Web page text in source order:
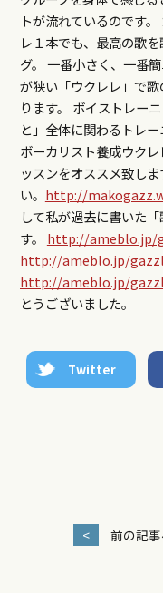
トが流れているのです
レ１本でも、最高の歌
グ。 一番小さく、一番
が狭い「ウクレレ」で
ります。 ボイストレー
と」全体に関わるトレー
ボーカリスト養成ウク
ッスンをオススメ致し
い。 http://
して私が過去に書いた
す。 http://ameblo.jp/
http://ameblo.jp/
http://ameblo.jp/
とうございました。
Twitter
< 前の記